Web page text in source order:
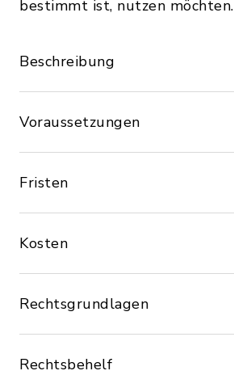
bestimmt ist, nutzen möchten.
Beschreibung
Voraussetzungen
Fristen
Kosten
Rechtsgrundlagen
Rechtsbehelf